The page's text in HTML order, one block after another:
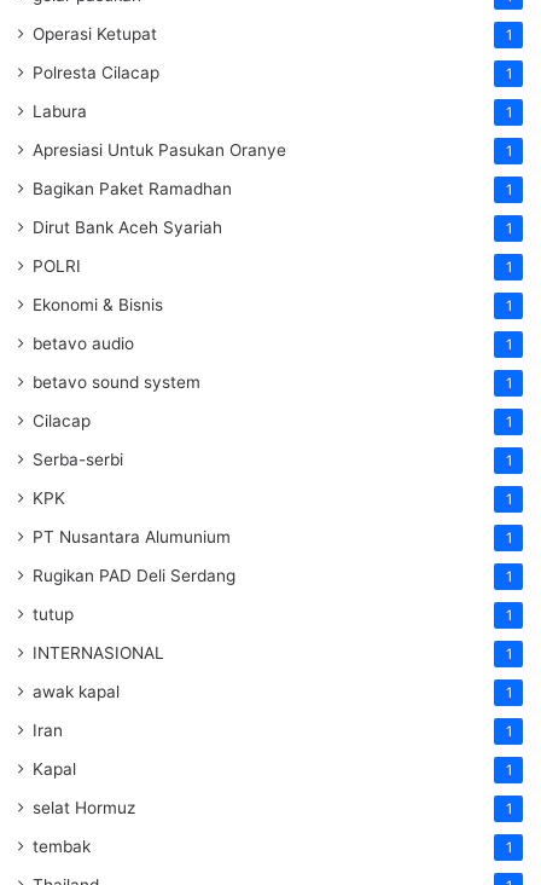
Operasi Ketupat 1
Polresta Cilacap 1
Labura 1
Apresiasi Untuk Pasukan Oranye 1
Bagikan Paket Ramadhan 1
Dirut Bank Aceh Syariah 1
POLRI 1
Ekonomi & Bisnis 1
betavo audio 1
betavo sound system 1
Cilacap 1
Serba-serbi 1
KPK 1
PT Nusantara Alumunium 1
Rugikan PAD Deli Serdang 1
tutup 1
INTERNASIONAL 1
awak kapal 1
Iran 1
Kapal 1
selat Hormuz 1
tembak 1